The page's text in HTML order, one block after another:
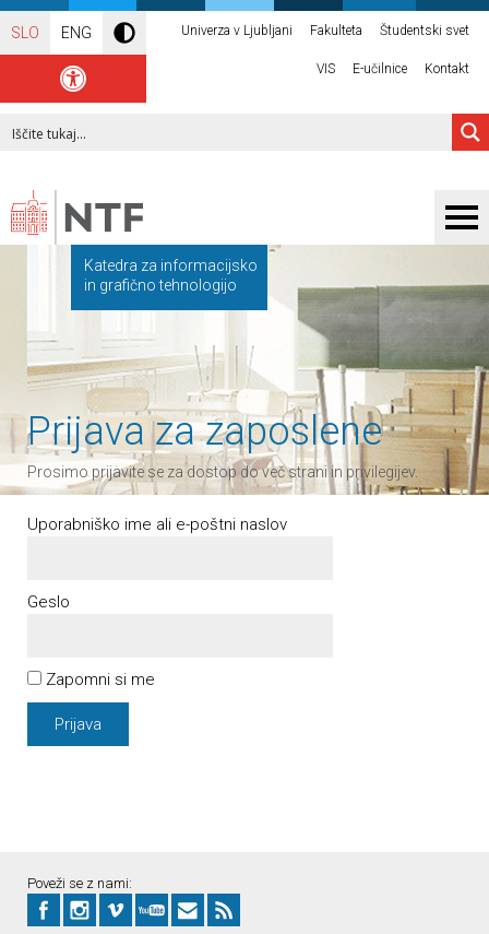
SLO ENG Univerza v Ljubljani Fakulteta Študentski svet
VIS E-učilnice Kontakt
Katedra za informacijsko
in grafično tehnologijo
Prijava za zaposlene
Prosimo prijavite se za dostop do več strani in privilegijev.
Uporabniško ime ali e-poštni naslov
Geslo
Zapomni si me
Poveži se z nami: